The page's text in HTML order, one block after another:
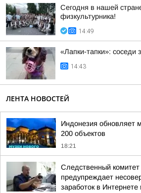
Сегодня в нашей
физкультурника!
14:49
«Лапки-тапки»: соседи
14:43
ЛЕНТА НОВОСТЕЙ
Индонезия обновляет
200 объектов
18:21
Следственный комитет
предупреждает
заработок в